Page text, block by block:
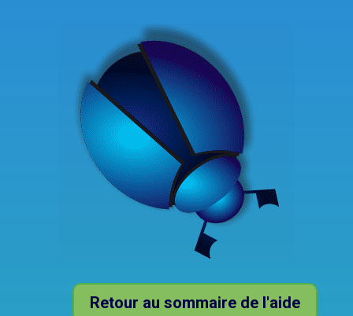
Retour au sommaire de l'aide